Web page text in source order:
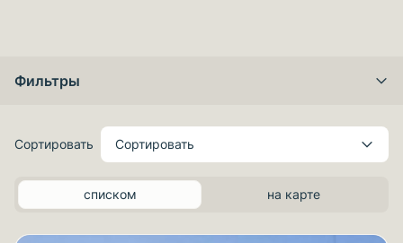
Фильтры
Сортировать Сортировать
списком на карте